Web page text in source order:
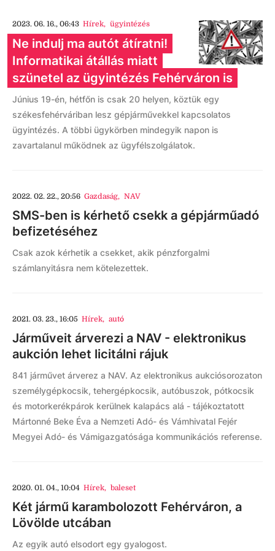
2023. 06. 16., 06:43 Hírek, ügyintézés
Ne indulj ma autót átíratni!
Informatikai átállás miatt
szünetel az ügyintézés Fehérváron is
Június 19-én, hétfőn is csak 20 helyen, köztük egy
székesfehérváriban lesz gépjárművekkel kapcsolatos
ügyintézés. A többi ügykörben mindegyik napon is
zavartalanul működnek az ügyfélszolgálatok.
2022. 02. 22., 20:56 Gazdaság, NAV
SMS-ben is kérhető csekk a gépjárműadó
befizetéséhez
Csak azok kérhetik a csekket, akik pénzforgalmi
számlanyitásra nem kötelezettek.
2021. 03. 23., 16:05 Hírek, autó
Járműveit árverezi a NAV - elektronikus
aukción lehet licitálni rájuk
841 járművet árverez a NAV. Az elektronikus aukciósorozaton
személygépkocsik, tehergépkocsik, autóbuszok, pótkocsik
és motorkerékpárok kerülnek kalapács alá - tájékoztatott
Mártonné Beke Éva a Nemzeti Adó- és Vámhivatal Fejér
Megyei Adó- és Vámigazgatósága kommunikációs referense.
2020. 01. 04., 10:04 Hírek, baleset
Két jármű karambolozott Fehérváron, a
Lövölde utcában
Az egyik autó elsodort egy gyalogost.